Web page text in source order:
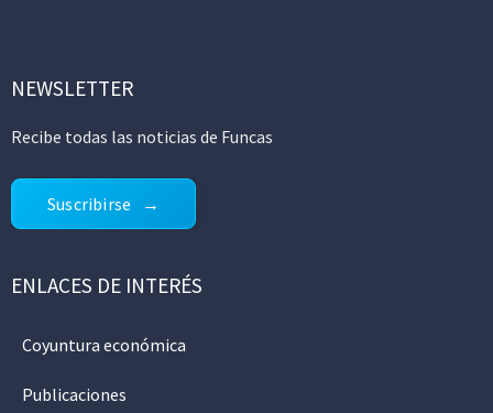
NEWSLETTER
Recibe todas las noticias de Funcas
Suscribirse
ENLACES DE INTERÉS
Coyuntura económica
Publicaciones